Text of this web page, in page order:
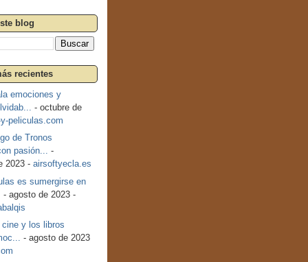
blog
recientes
emociones y
- octubre de
peliculas.com
de Tronos
pasión... -
2023 - airsoftyecla.es
es sumergirse en
- agosto de 2023 -
y los libros
- agosto de 2023